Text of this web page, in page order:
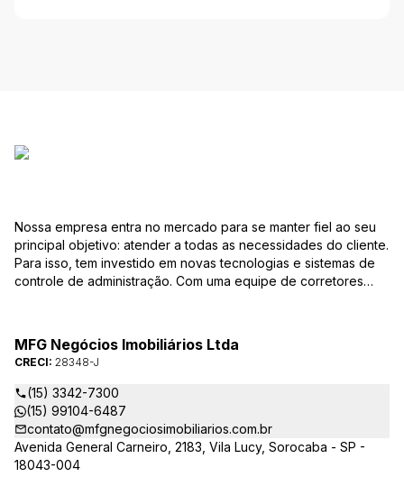
Nossa empresa entra no mercado para se manter fiel ao seu
principal objetivo: atender a todas as necessidades do cliente.
Para isso, tem investido em novas tecnologias e sistemas de
controle de administração. Com uma equipe de corretores
comerciais, terrenos etc. para compra e venda. As consultas
podem ser feitas por telefone, pessoalmente, ou pela Internet,
pela pesquisa para Vendas. Um módulo de super busca irá
pesquisar entre as ofertas o imóvel com as características que
você procura. em instantes você terá as informações sobre o
resultado, podendo, inclusive marcar visita ou pesquisar
outros parâmetros. Caso não exista uma oferta que preencha
seus requisitos, você poderá preencher o formulário Procura
MFG Negócios Imobiliários Ltda
CRECI: 28348-J
(15) 3342-7300
(15) 99104-6487
contato@mfgnegociosimobiliarios.com.br
Avenida General Carneiro, 2183, Vila Lucy, Sorocaba - SP -
18043-004